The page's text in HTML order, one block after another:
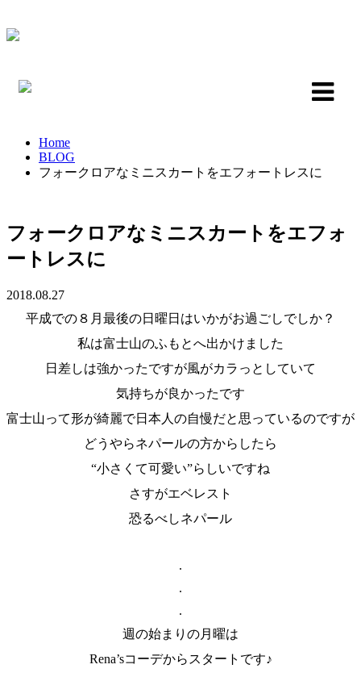
Home
BLOG
フォークロアなミニスカートをエフォートレスに
フォークロアなミニスカートをエフォ
ートレスに
2018.08.27
平成での８月最後の日曜日はいかがお過ごしでしか？
私は富士山のふもとへ出かけました
日差しは強かったですが風がカラっとしていて
気持ちが良かったです
富士山って形が綺麗で日本人の自慢だと思っているのですが
どうやらネパールの方からしたら
“小さくて可愛い”らしいですね
さすがエベレスト
恐るべしネパール
.
.
.
週の始まりの月曜は
Rena’sコーデからスタートです♪